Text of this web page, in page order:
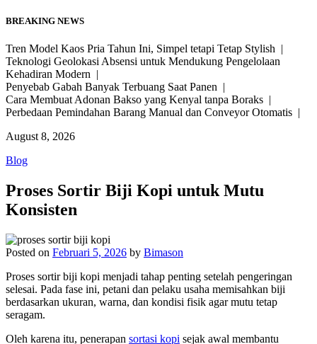
BREAKING NEWS
Tren Model Kaos Pria Tahun Ini, Simpel tetapi Tetap Stylish |
Teknologi Geolokasi Absensi untuk Mendukung Pengelolaan
Kehadiran Modern |
Penyebab Gabah Banyak Terbuang Saat Panen |
Cara Membuat Adonan Bakso yang Kenyal tanpa Boraks |
Perbedaan Pemindahan Barang Manual dan Conveyor Otomatis |
August 8, 2026
Blog
Proses Sortir Biji Kopi untuk Mutu
Konsisten
Posted on Februari 5, 2026 by Bimason
Proses sortir biji kopi menjadi tahap penting setelah pengeringan
selesai. Pada fase ini, petani dan pelaku usaha memisahkan biji
berdasarkan ukuran, warna, dan kondisi fisik agar mutu tetap
seragam.
Oleh karena itu, penerapan sortasi kopi sejak awal membantu